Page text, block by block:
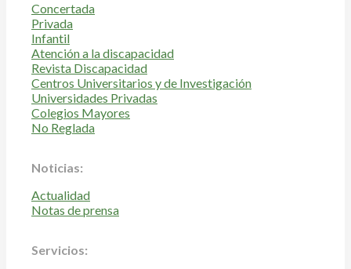
Concertada
Privada
Infantil
Atención a la discapacidad
Revista Discapacidad
Centros Universitarios y de Investigación
Universidades Privadas
Colegios Mayores
No Reglada
Noticias:
Actualidad
Notas de prensa
Servicios: